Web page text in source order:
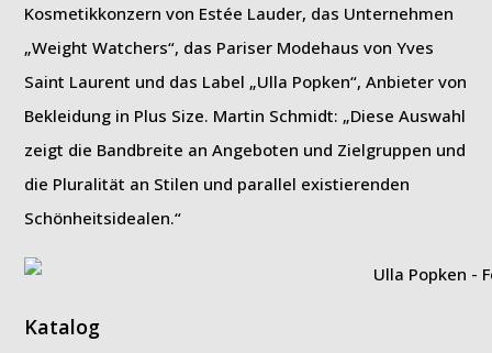
Kosmetikkonzern von Estée Lauder, das Unternehmen
„Weight Watchers“, das Pariser Modehaus von Yves
Saint Laurent und das Label „Ulla Popken“, Anbieter von
Bekleidung in Plus Size. Martin Schmidt: „Diese Auswahl
zeigt die Bandbreite an Angeboten und Zielgruppen und
die Pluralität an Stilen und parallel existierenden
Schönheitsidealen.“
Katalog